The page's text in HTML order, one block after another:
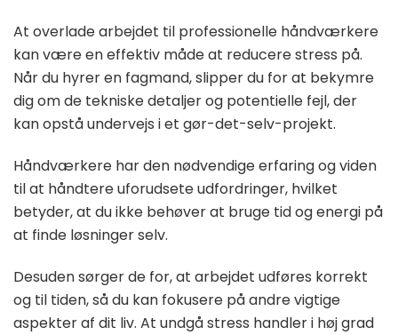
At overlade arbejdet til professionelle håndværkere
kan være en effektiv måde at reducere stress på.
Når du hyrer en fagmand, slipper du for at bekymre
dig om de tekniske detaljer og potentielle fejl, der
kan opstå undervejs i et gør-det-selv-projekt.
Håndværkere har den nødvendige erfaring og viden
til at håndtere uforudsete udfordringer, hvilket
betyder, at du ikke behøver at bruge tid og energi på
at finde løsninger selv.
Desuden sørger de for, at arbejdet udføres korrekt
og til tiden, så du kan fokusere på andre vigtige
aspekter af dit liv. At undgå stress handler i høj grad